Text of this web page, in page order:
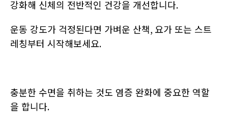
강화해 신체의 전반적인 건강을 개선합니다.
운동 강도가 걱정된다면 가벼운 산책,요가 또는 스트
레칭부터 시작해보세요.
충분한 수면을 취하는 것도 염증 완화에 중요한 역할
을 합니다.